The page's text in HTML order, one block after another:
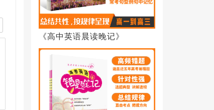
《高中英语晨读晚记》